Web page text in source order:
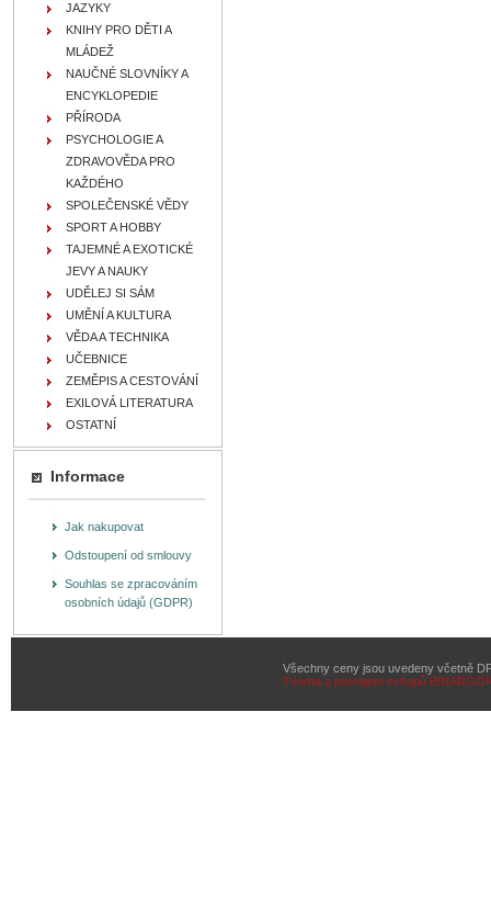
JAZYKY
KNIHY PRO DĚTI A
MLÁDEŽ
NAUČNÉ SLOVNÍKY A
ENCYKLOPEDIE
PŘÍRODA
PSYCHOLOGIE A
ZDRAVOVĚDA PRO
KAŽDÉHO
SPOLEČENSKÉ VĚDY
SPORT A HOBBY
TAJEMNÉ A EXOTICKÉ
JEVY A NAUKY
UDĚLEJ SI SÁM
UMĚNÍ A KULTURA
VĚDA A TECHNIKA
UČEBNICE
ZEMĚPIS A CESTOVÁNÍ
EXILOVÁ LITERATURA
OSTATNÍ
Informace
Jak nakupovat
Odstoupení od smlouvy
Souhlas se zpracováním
osobních údajů (GDPR)
Všechny ceny jsou uvedeny včetně
Tvorba a pronájem eshopů